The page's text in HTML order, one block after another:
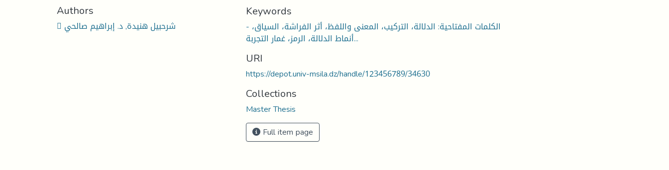
Authors
 شرحبيل هنيدة, د. إبراهيم صالحي
Keywords
- الكلمات المفتاحية: الدلالة، التركيب، المعنى واللفظ، أثر الفراشة، السياق،
أنماط الدلالة، الرمز، غمار التجربة...
URI
https://depot.univ-msila.dz/handle/123456789/34630
Collections
Master Thesis
Full item page